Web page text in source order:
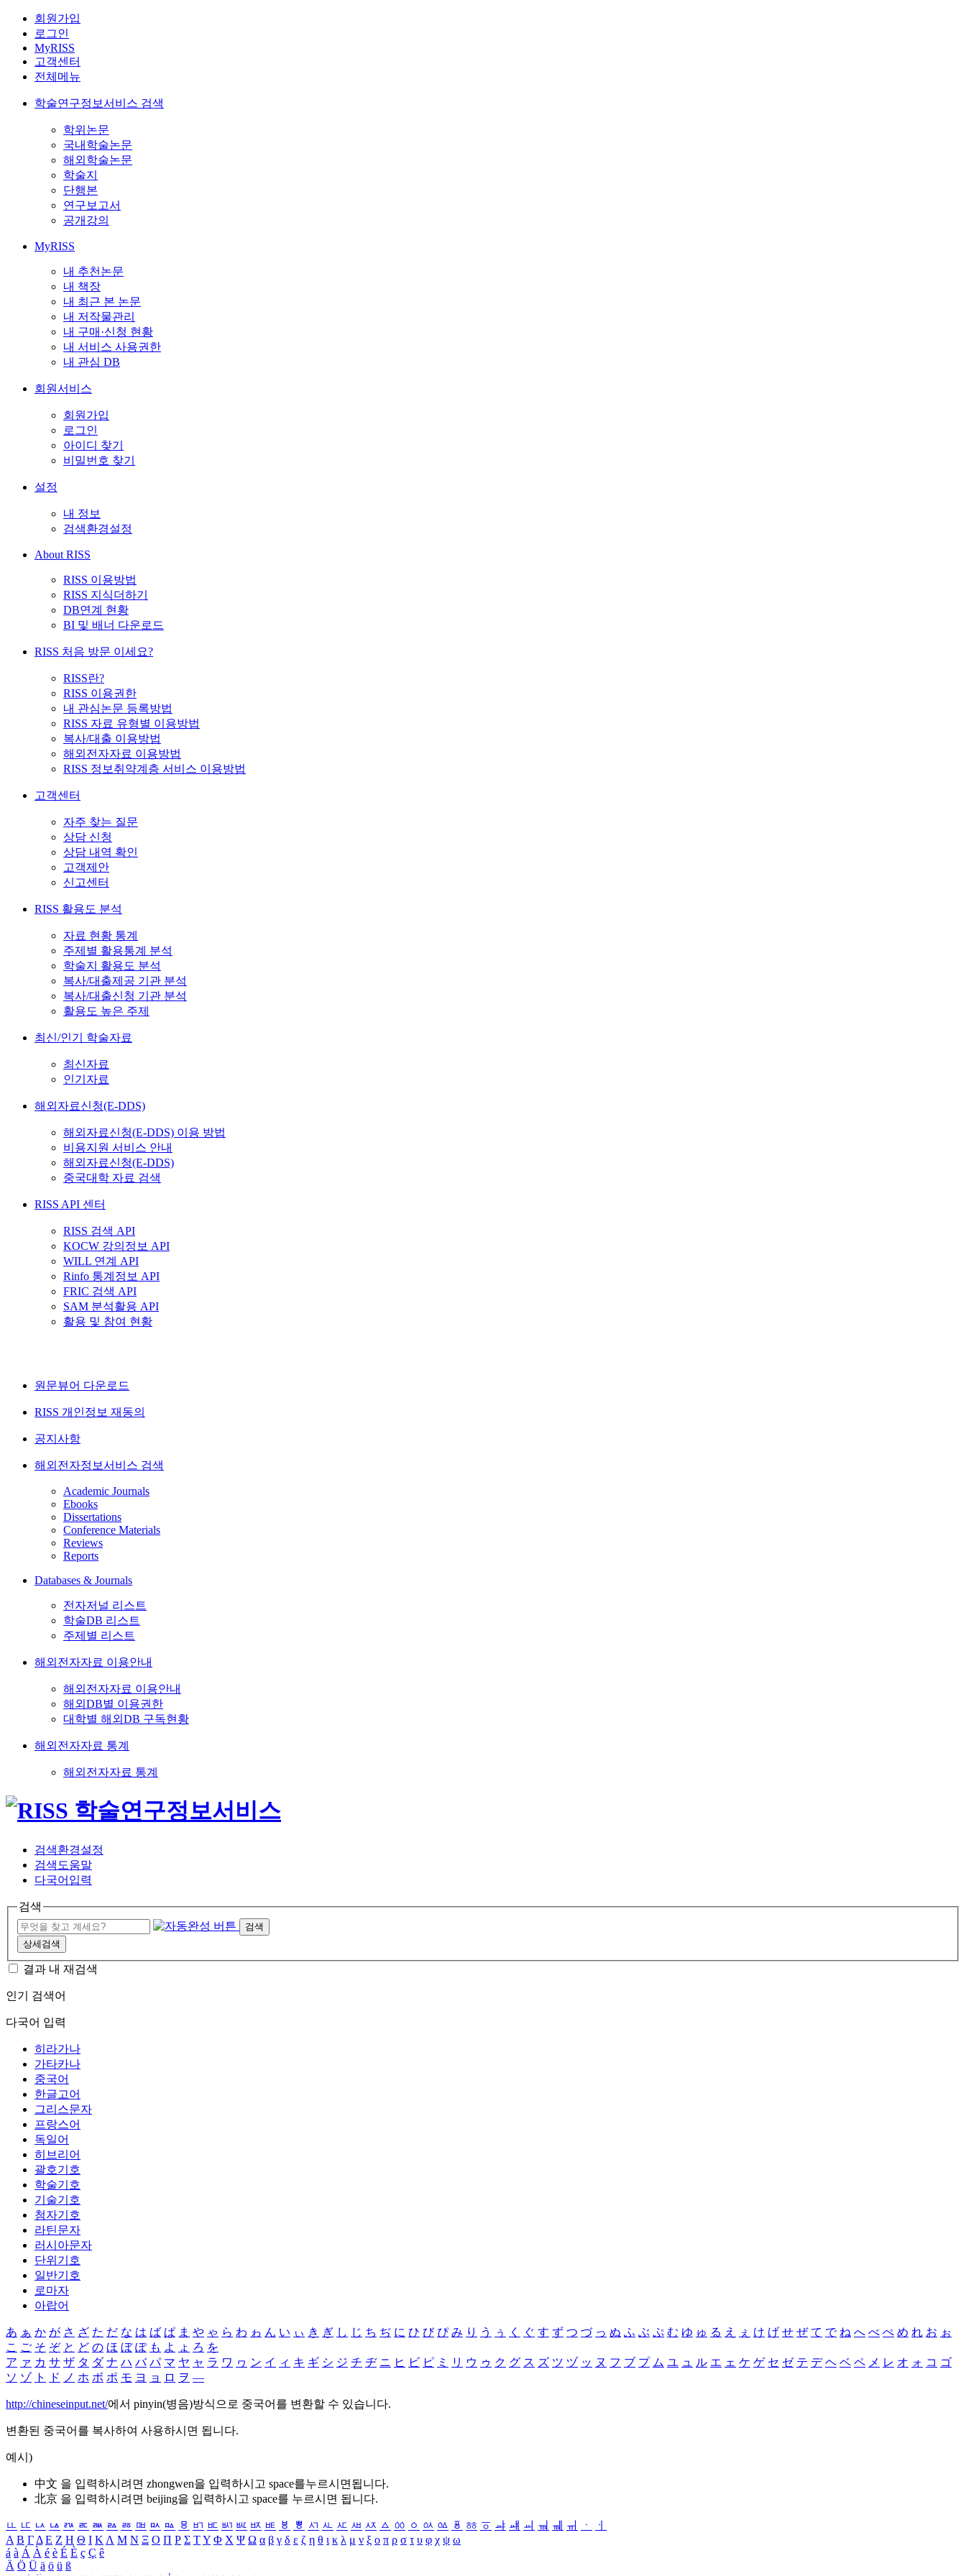
회원가입
로그인
MyRISS
고객센터
전체메뉴
학술연구정보서비스 검색
학위논문
국내학술논문
해외학술논문
학술지
단행본
연구보고서
공개강의
MyRISS
내 추천논문
내 책장
내 최근 본 논문
내 저작물관리
내 구매·신청 현황
내 서비스 사용권한
내 관심 DB
회원서비스
회원가입
로그인
아이디 찾기
비밀번호 찾기
설정
내 정보
검색환경설정
About RISS
RISS 이용방법
RISS 지식더하기
DB연계 현황
BI 및 배너 다운로드
RISS 처음 방문 이세요?
RISS란?
RISS 이용권한
내 관심논문 등록방법
RISS 자료 유형별 이용방법
복사/대출 이용방법
해외전자자료 이용방법
RISS 정보취약계층 서비스 이용방법
고객센터
자주 찾는 질문
상담 신청
상담 내역 확인
고객제안
신고센터
RISS 활용도 분석
자료 현황 통계
주제별 활용통계 분석
학술지 활용도 분석
복사/대출제공 기관 분석
복사/대출신청 기관 분석
활용도 높은 주제
최신/인기 학술자료
최신자료
인기자료
해외자료신청(E-DDS)
해외자료신청(E-DDS) 이용 방법
비용지원 서비스 안내
해외자료신청(E-DDS)
중국대학 자료 검색
RISS API 센터
RISS 검색 API
KOCW 강의정보 API
WILL 연계 API
Rinfo 통계정보 API
FRIC 검색 API
SAM 분석활용 API
활용 및 참여 현황
원문뷰어 다운로드
RISS 개인정보 재동의
공지사항
해외전자정보서비스 검색
Academic Journals
Ebooks
Dissertations
Conference Materials
Reviews
Reports
Databases & Journals
전자저널 리스트
학술DB 리스트
주제별 리스트
해외전자자료 이용안내
해외전자자료 이용안내
해외DB별 이용권한
대학별 해외DB 구독현황
해외전자자료 통계
해외전자자료 통계
검색환경설정
검색도움말
다국어입력
검색
검색
상세검색
결과 내 재검색
인기 검색어
다국어 입력
히라가나
가타카나
중국어
한글고어
그리스문자
프랑스어
독일어
히브리어
괄호기호
학술기호
기술기호
첨자기호
라틴문자
러시아문자
단위기호
일반기호
로마자
아랍어
あ ぁ か が さ ざ た だ な は ば ぱ ま や ゃ ら わ ゎ ん い ぃ き ぎ し じ ち ぢ に ひ び ぴ み り う ぅ く ぐ す ず つ づ っ ぬ ふ ぶ ぷ む ゆ ゅ る え ぇ け げ せ ぜ て で ね へ べ ぺ め れ お ぉ
こ ご そ ぞ と ど の ほ ぼ ぽ も よ ょ ろ を
ア ァ カ サ ザ タ ダ ナ ハ バ パ マ ヤ ャ ラ ワ ヮ ン イ ィ キ ギ シ ジ チ ヂ ニ ヒ ビ ピ ミ リ ウ ゥ ク グ ス ズ ツ ヅ ッ ヌ フ ブ プ ム ユ ュ ル エ ェ ケ ゲ セ ゼ テ デ ヘ ベ ペ メ レ オ ォ コ ゴ
ソ ゾ ト ド ノ ホ ボ ポ モ ヨ ョ ロ ヲ ―
http://chineseinput.net/에서 pinyin(병음)방식으로 중국어를 변환할 수 있습니다.
변환된 중국어를 복사하여 사용하시면 됩니다.
예시)
中文 을 입력하시려면 zhongwen을 입력하시고 space를누르시면됩니다.
北京 을 입력하시려면 beijing을 입력하시고 space를 누르시면 됩니다.
ㅥ ㅦ ㅧ ㅨ ㅩ ㅪ ㅫ ㅬ ㅭ ㅮ ㅯ ㅰ ㅱ ㅲ ㅳ ㅴ ㅵ ㅶ ㅷ ㅸ ㅹ ㅺ ㅻ ㅼ ㅽ ㅾ ㅿ ㆀ ㆁ ㆂ ㆃ ㆄ ㆅ ㆆ ㆇ ㆈ ㆉ ㆊ ㆋ ㆌ ㆍ
ㆎ
Α Β ΓΔ Ε Ζ Η Θ Ι ΚΛ Μ Ν Ξ Ο Π Ρ Σ ΤΥ Φ Χ Ψ Ω α β γ δ ε ζ η θ ι κ λ μ ν ξ ο π ρ σ τ υ φ χ ψ ω
á à Á À é è É È ç Ç ê
Ä Ö Ü ä ö ü ß